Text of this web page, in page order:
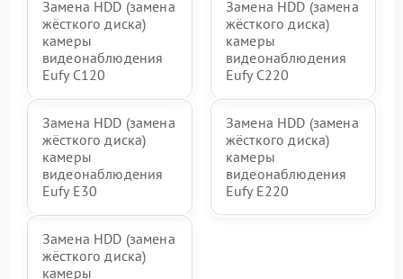
Замена HDD (замена
жёсткого диска)
камеры
видеонаблюдения
Eufy C120
Замена HDD (замена
жёсткого диска)
камеры
видеонаблюдения
Eufy C220
Замена HDD (замена
жёсткого диска)
камеры
видеонаблюдения
Eufy E30
Замена HDD (замена
жёсткого диска)
камеры
видеонаблюдения
Eufy E220
Замена HDD (замена
жёсткого диска)
камеры